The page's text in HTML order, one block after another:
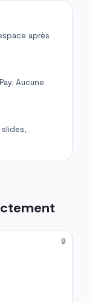
après
Aucune
🔒